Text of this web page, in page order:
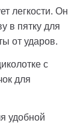
легкости. Он
в пятку для
от ударов.
с
для
удобной